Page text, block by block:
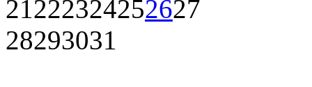
21222324252627
28293031